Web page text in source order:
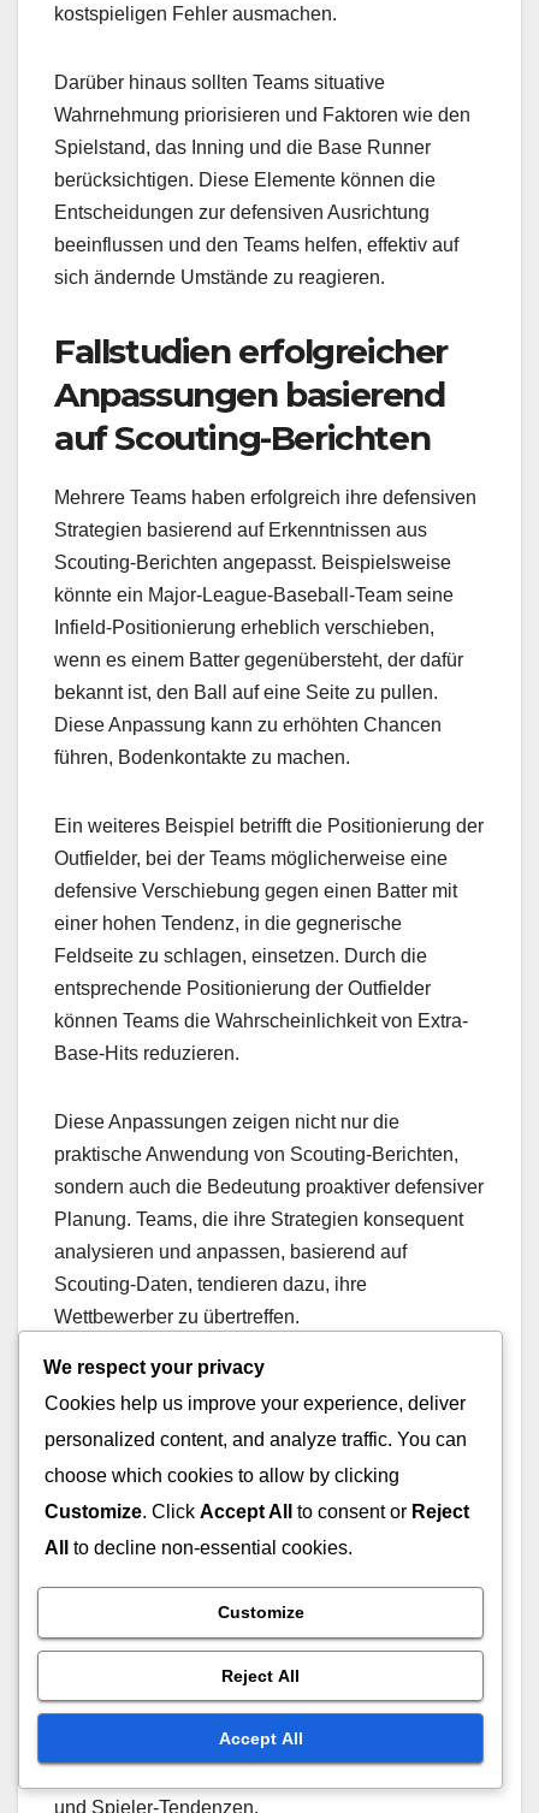
kostspieligen Fehler ausmachen.
Darüber hinaus sollten Teams situative
Wahrnehmung priorisieren und Faktoren wie den
Spielstand, das Inning und die Base Runner
berücksichtigen. Diese Elemente können die
Entscheidungen zur defensiven Ausrichtung
beeinflussen und den Teams helfen, effektiv auf
sich ändernde Umstände zu reagieren.
Fallstudien erfolgreicher
Anpassungen basierend
auf Scouting-Berichten
Mehrere Teams haben erfolgreich ihre defensiven
Strategien basierend auf Erkenntnissen aus
Scouting-Berichten angepasst. Beispielsweise
könnte ein Major-League-Baseball-Team seine
Infield-Positionierung erheblich verschieben,
wenn es einem Batter gegenübersteht, der dafür
bekannt ist, den Ball auf eine Seite zu pullen.
Diese Anpassung kann zu erhöhten Chancen
führen, Bodenkontakte zu machen.
Ein weiteres Beispiel betrifft die Positionierung der
Outfielder, bei der Teams möglicherweise eine
defensive Verschiebung gegen einen Batter mit
einer hohen Tendenz, in die gegnerische
Feldseite zu schlagen, einsetzen. Durch die
entsprechende Positionierung der Outfielder
können Teams die Wahrscheinlichkeit von Extra-
Base-Hits reduzieren.
Diese Anpassungen zeigen nicht nur die
praktische Anwendung von Scouting-Berichten,
sondern auch die Bedeutung proaktiver defensiver
Planung. Teams, die ihre Strategien konsequent
analysieren und anpassen, basierend auf
Scouting-Daten, tendieren dazu, ihre
Wettbewerber zu übertreffen.
Werkzeuge und
Technologien zur
Erstellung und Nutzung
von Scouting-Berichten
und Technologien, um Scouting-Berichte effektiv
zu erstellen und zu nutzen. Softwareplattformen,
die Spielerstatistiken und Leistungsdaten
aggregieren, sind entscheidend für die Erstellung
umfassender Berichte. Diese Plattformen bieten
und Spieler-Tendenzen.
We respect your privacy
Cookies help us improve your experience, deliver
personalized content, and analyze traffic. You can
choose which cookies to allow by clicking
Customize. Click Accept All to consent or Reject
All
to decline non-essential cookies.
Customize
Reject All
Accept All